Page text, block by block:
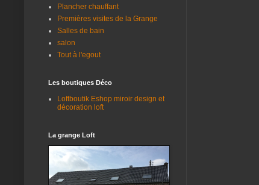
Plancher chauffant
Premières visites de la Grange
Salles de bain
salon
Tout à l'egout
Les boutiques Déco
Loftboutik Eshop miroir design et
décoration loft
La grange Loft